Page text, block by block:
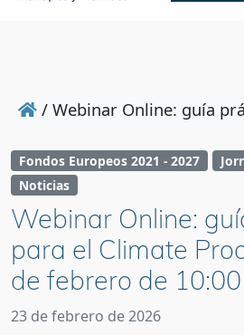
/ Webinar Online: guía
Fondos Europeos 2021 - 2027
Noticias
Webinar Online:
para el Climate
de febrero de
23 de febrero de 2026